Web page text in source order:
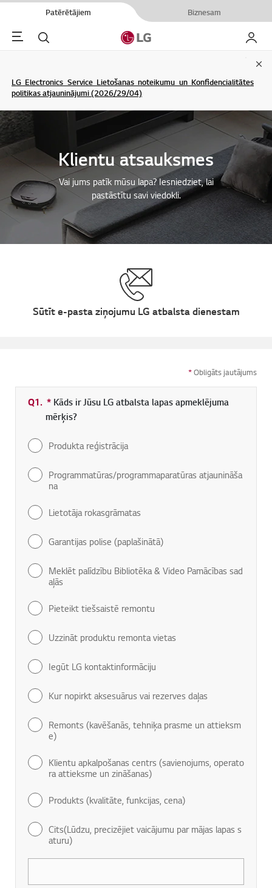
Patērētājiem Biznesam
Menu Meklēt Mans
LG Electronics Service Lietošanas noteikumu un Konfidencialitātes
politikas atjauninājumi (2026/29/04)
Klientu atsauksmes
Vai jums patīk mūsu lapa? Iesniedziet, lai
pastāstītu savi viedokli.
Sūtīt e-pasta ziņojumu LG atbalsta dienestam
*Obligāts jautājums
Q1. * Obligāti aizpildāms lauks
Kāds ir Jūsu LG atbalsta lapas apmeklējuma
mērķis?
Produkta reģistrācija
Programmatūras/programmaparatūras atjaunināša
na
Lietotāja rokasgrāmatas
Garantijas polise (paplašinātā)
Meklēt palīdzību Bibliotēka & Video Pamācības sad
aļās
Pieteikt tiešsaistē remontu
Uzzināt produktu remonta vietas
Iegūt LG kontaktinformāciju
Kur nopirkt aksesuārus vai rezerves daļas
Remonts (kavēšanās, tehniķa prasme un attieksm
e)
Klientu apkalpošanas centrs (savienojums, operato
ra attieksme un zināšanas)
Produkts (kvalitāte, funkcijas, cena)
Cits(Lūdzu, precizējiet vaicājumu par mājas lapas s
aturu)